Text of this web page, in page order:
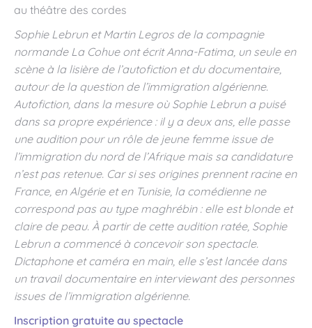
au théâtre des cordes
Sophie Lebrun et Martin Legros de la compagnie
normande La Cohue ont écrit Anna-Fatima, un seule en
scène à la lisière de l’autofiction et du documentaire,
autour de la question de l’immigration algérienne.
Autofiction, dans la mesure où Sophie Lebrun a puisé
dans sa propre expérience : il y a deux ans, elle passe
une audition pour un rôle de jeune femme issue de
l’immigration du nord de l’Afrique mais sa candidature
n’est pas retenue. Car si ses origines prennent racine en
France, en Algérie et en Tunisie, la comédienne ne
correspond pas au type maghrébin : elle est blonde et
claire de peau. À partir de cette audition ratée, Sophie
Lebrun a commencé à concevoir son spectacle.
Dictaphone et caméra en main, elle s’est lancée dans
un travail documentaire en interviewant des personnes
issues de l’immigration algérienne.
Inscription gratuite au spectacle